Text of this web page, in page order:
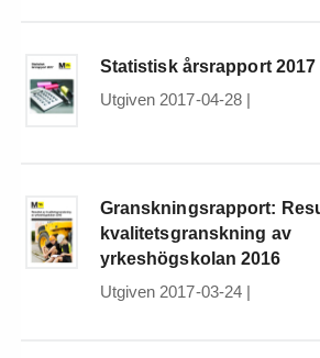
Statistisk årsrapport 2017
Utgiven 2017-04-28 |
Granskningsrapport:
kvalitetsgranskning av
yrkeshögskolan 2016
Utgiven 2017-03-24 |